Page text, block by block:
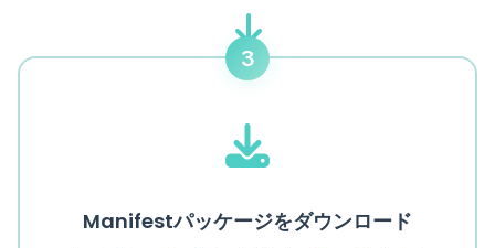
3
Manifestパッケージをダウンロード